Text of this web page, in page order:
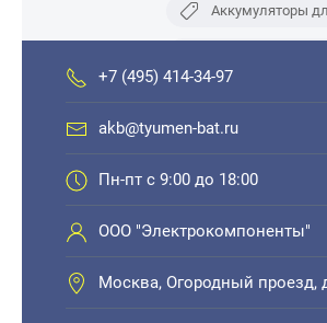
Аккумуляторы
Аккумулятор
Тяговый
+7 (495) 414-34-97
akb@tyumen-bat.ru
Пн-пт с 9:00 до 18:00
ООО "Электрокомпоненты"
Москва, Огородный проезд,